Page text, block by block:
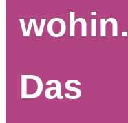
wohin.
Das